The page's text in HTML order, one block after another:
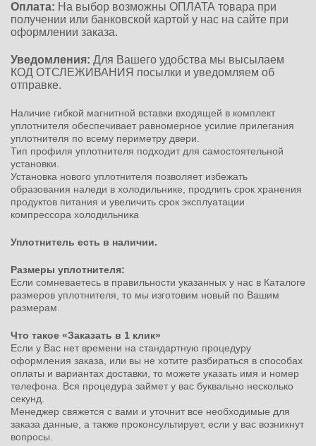
Оплата: На выбор возможны ОПЛАТА товара при
получении или банковской картой у нас на сайте при
оформлении заказа.
Уведомления: Для Вашего удобства мы высылаем
КОД ОТСЛЕЖИВАНИЯ посылки и уведомляем об
отправке.
Наличие гибкой магнитной вставки входящей в комплект
уплотнителя обеспечивает равномерное усилие прилегания
уплотнителя по всему периметру двери.
Тип профиля уплотнителя подходит для самостоятельной
установки.
Установка нового уплотнителя позволяет избежать
образования наледи в холодильнике, продлить срок хранения
продуктов питания и увеличить срок эксплуатации
компрессора холодильника
Уплотнитель есть в наличии.
Размеры уплотнителя:
Если сомневаетесь в правильности указанных у нас в Каталоге
размеров уплотнителя, то мы изготовим новый по Вашим
размерам.
Что такое «Заказать в 1 клик»
Если у Вас нет времени на стандартную процедуру
оформления заказа, или вы не хотите разбираться в способах
оплаты и вариантах доставки, то можете указать имя и номер
телефона. Вся процедура займет у вас буквально несколько
секунд.
Менеджер свяжется с вами и уточнит все необходимые для
заказа данные, а также проконсультирует, если у вас возникнут
вопросы.